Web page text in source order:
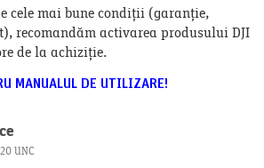
cele mai bune condiții (garanție,
recomandăm activarea produsului DJI
de la achiziție.
MANUALUL DE UTILIZARE!
UNC